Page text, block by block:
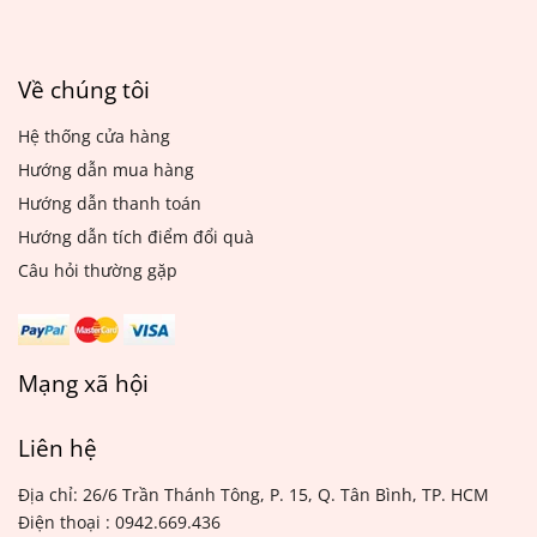
Về chúng tôi
Hệ thống cửa hàng
Hướng dẫn mua hàng
Hướng dẫn thanh toán
Hướng dẫn tích điểm đổi quà
Câu hỏi thường gặp
Mạng xã hội
Liên hệ
Địa chỉ: 26/6 Trần Thánh Tông, P. 15, Q. Tân Bình, TP. HCM
Điện thoại : 0942.669.436